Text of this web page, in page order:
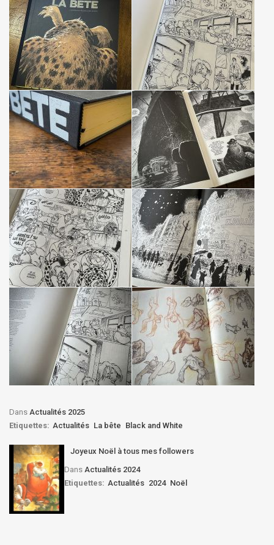
Dans Actualités 2025
Etiquettes: Actualités La bête Black and White
Joyeux Noël à tous mes followers
Dans Actualités 2024
Etiquettes: Actualités 2024 Noël